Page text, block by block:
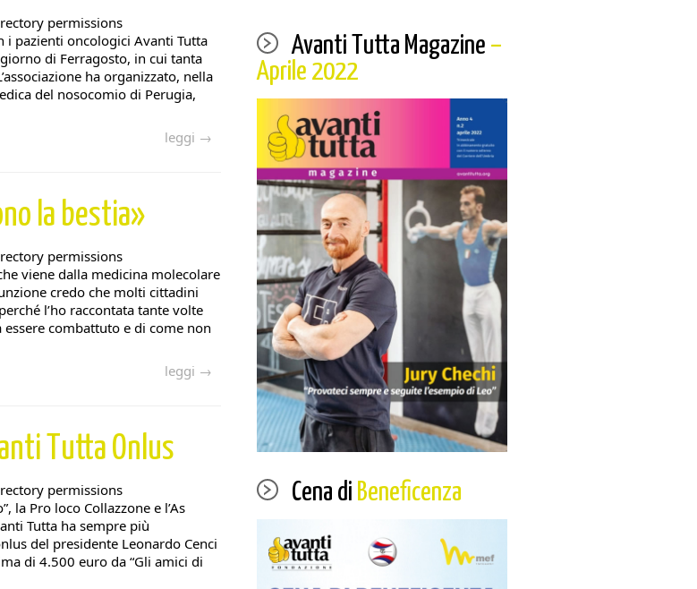
permissions
i pazienti oncologici Avanti Tutta
di Ferragosto, in cui tanta
ha organizzato, nella
del nosocomio di Perugia,
leggi →
la bestia»
permissions
viene dalla medicina molecolare
credo che molti cittadini
l’ho raccontata tante volte
combattuto e di come non
leggi →
Tutta Onlus
permissions
la Pro loco Collazzone e l’As
Tutta ha sempre più
del presidente Leonardo Cenci
di 4.500 euro da “Gli amici di
Avanti Tutta Magazine –
Aprile 2022
Cena di Beneficenza